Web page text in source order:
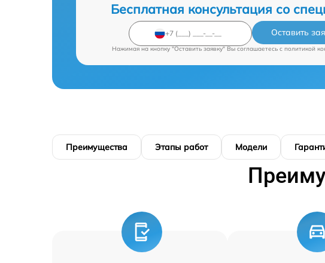
Бесплатная консультация со
Оставить
Нажимая на кнопку "Оставить заявку" Вы соглашаетесь c политикой
Преимущества Этапы работ Модели